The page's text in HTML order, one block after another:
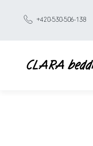
+420-530-506-138